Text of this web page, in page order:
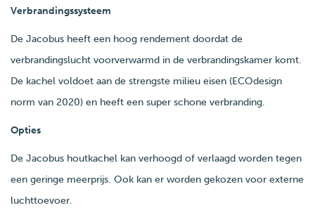
Verbrandingssysteem
De Jacobus heeft een hoog rendement doordat de
verbrandingslucht voorverwarmd in de verbrandingskamer komt.
De kachel voldoet aan de strengste milieu eisen (ECOdesign
norm van 2020) en heeft een super schone verbranding.
Opties
De Jacobus houtkachel kan verhoogd of verlaagd worden tegen
een geringe meerprijs. Ook kan er worden gekozen voor externe
luchttoevoer.